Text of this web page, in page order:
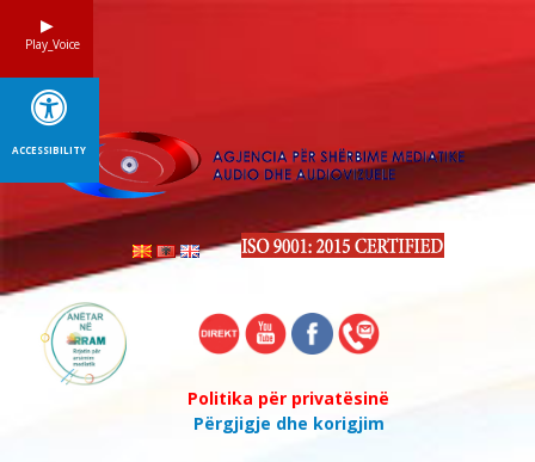
Politika për privatësinë
Përgjigje dhe korigjim
Play_Voice
ACCESSIBILITY